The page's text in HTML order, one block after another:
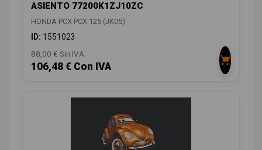
ASIENTO 77200K1ZJ10ZC
HONDA PCX PCX 125 (JK05)
ID: 1551023
88,00 € Sin IVA
106,48 € Con IVA